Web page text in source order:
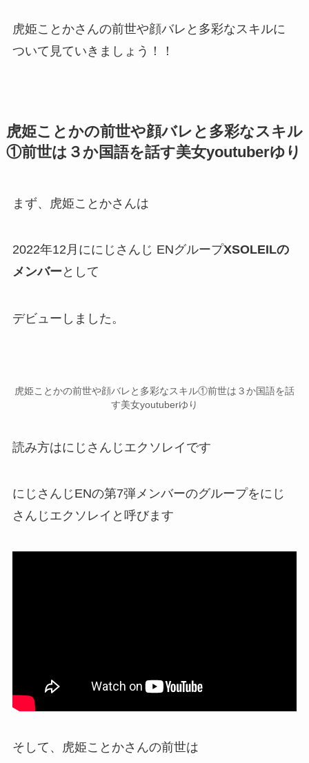
虎姫ことかさんの前世や顔バレと多彩なスキルに
ついて見ていきましょう！！
虎姫ことかの前世や顔バレと多彩なスキル
①前世は３か国語を話す美女youtuberゆり
まず、虎姫ことかさんは
2022年12月ににじさんじ ENグループXSOLEILの
メンバー として
デビューしました。
虎姫ことかの前世や顔バレと多彩なスキル①前世は３か国語を話
す美女youtuberゆり
読み方はにじさんじエクソレイ です
にじさんじENの第7弾メンバーのグループをにじ
さんじエクソレイと呼びます
そして、虎姫ことかさんの前世は